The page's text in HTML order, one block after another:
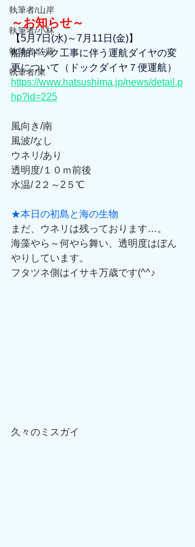
執筆者/山岸
執筆者/小林
執筆者/佐藤
執筆者/東
～お知らせ～
【5月7日(水)～7月11日(金)】
船舶ドック工事に伴う運航ダイヤの変
更について（ドックダイヤ７便運航）
https://www.hatsushima.jp/news/detail.p
hp?id=225
風向き/南
風波/なし
ウネリ/あり
透明度/１０ｍ前後
水温/ 2２～2５℃
★本日の初島と海の生物
まだ、ウネリは残っております…。
海藻やら～何やら舞い、透明度はぼん
やりしています。
フタツネ側はイサキ万歳です(^^♪
久々のミスガイ